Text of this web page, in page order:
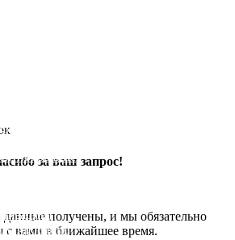
за ваш запрос!
получены, и мы обязательно
с вами в ближайшее время.